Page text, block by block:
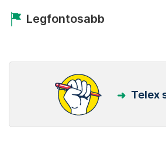
Legfontosabb
Telex